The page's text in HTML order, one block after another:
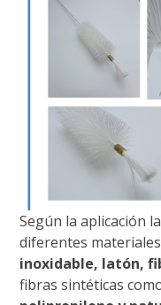
Según la aplicación
diferentes
inoxidable, latón,
fibras sintéticas